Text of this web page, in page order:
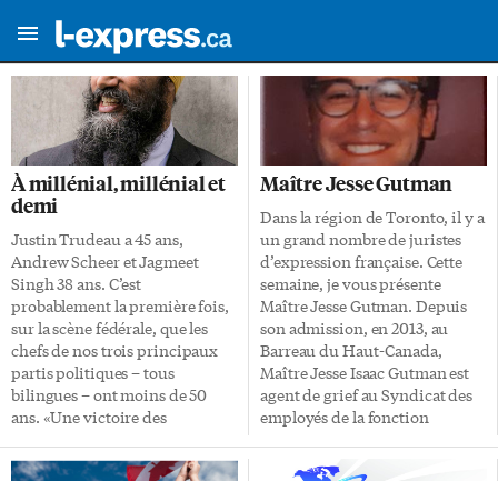
À millénial, millénial et
demi
Justin Trudeau a 45 ans,
Andrew Scheer et Jagmeet
Singh 38 ans. C’est
probablement la première fois,
sur la scène fédérale, que les
chefs de nos trois principaux
partis politiques – tous
bilingues – ont moins de 50
ans. «Une victoire des
l’élection de l’exotique Jagmeet
Maître Jesse Gutman
Dans la région de Toronto, il y a
un grand nombre de juristes
d’expression française. Cette
semaine, je vous présente
Maître Jesse Gutman. Depuis
son admission, en 2013, au
Barreau du Haut-Canada,
Maître Jesse Isaac Gutman est
agent de grief au Syndicat des
employés de la fonction
Il représente régulièrement des